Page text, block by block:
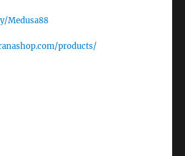
Medusa88
products/